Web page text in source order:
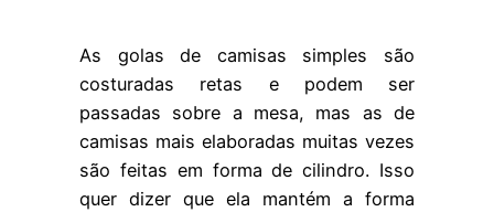
As golas de camisas simples são
costuradas retas e podem ser
passadas sobre a mesa, mas as de
camisas mais elaboradas muitas vezes
são feitas em forma de cilindro. Isso
quer dizer que ela mantém a forma